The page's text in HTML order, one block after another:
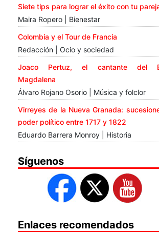
Siete tips para lograr el éxito con tu
Maira Ropero | Bienestar
Colombia y el Tour de Francia
Redacción | Ocio y sociedad
Joaco Pertuz, el cantante del
Magdalena
Álvaro Rojano Osorio | Música y folclor
Virreyes de la Nueva Granada:
poder político entre 1717 y 1822
Eduardo Barrera Monroy | Historia
Síguenos
Enlaces recomendados